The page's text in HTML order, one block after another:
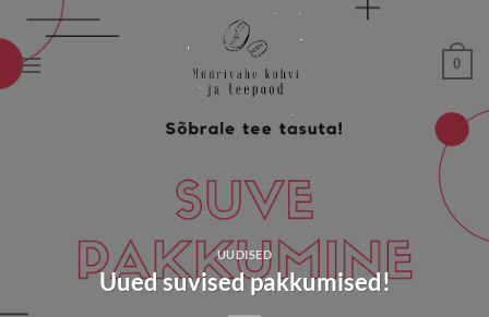
to
content
0
UUDISED
Uued suvised pakkumised!